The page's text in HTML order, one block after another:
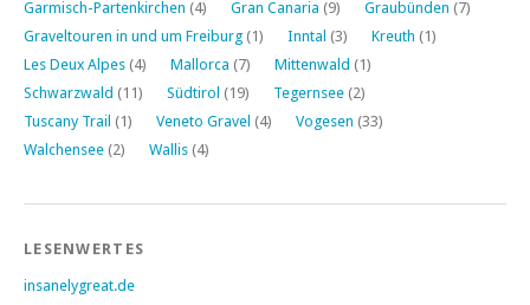
Garmisch-Partenkirchen (4) Gran Canaria (9) Graubünden (7)
Graveltouren in und um Freiburg (1) Inntal (3) Kreuth (1)
Les Deux Alpes (4) Mallorca (7) Mittenwald (1)
Schwarzwald (11) Südtirol (19) Tegernsee (2)
Tuscany Trail (1) Veneto Gravel (4) Vogesen (33)
Walchensee (2) Wallis (4)
LESENWERTES
insanelygreat.de